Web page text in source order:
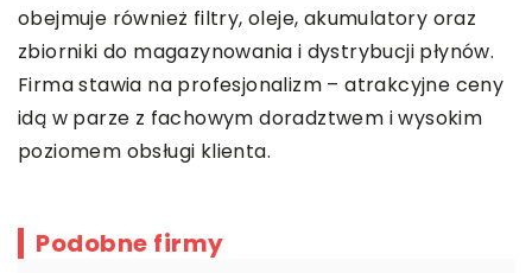
obejmuje również filtry, oleje, akumulatory oraz
zbiorniki do magazynowania i dystrybucji płynów.
Firma stawia na profesjonalizm – atrakcyjne ceny
idą w parze z fachowym doradztwem i wysokim
poziomem obsługi klienta.
Podobne firmy